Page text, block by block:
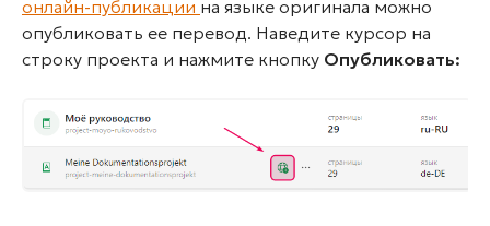
онлайн-публикации на языке оригинала можно
опубликовать ее перевод. Наведите курсор на
строку проекта и нажмите кнопку Опубликовать: